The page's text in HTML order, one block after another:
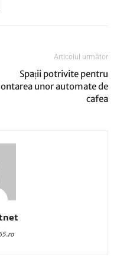
Articolul următor
Spații potrivite pentru
unor automate de
cafea